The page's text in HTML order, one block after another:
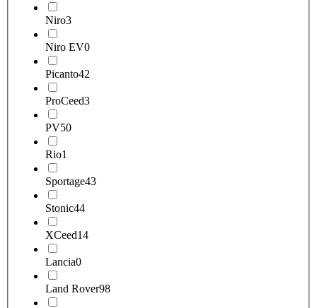
Niro3
Niro EV0
Picanto42
ProCeed3
PV50
Rio1
Sportage43
Stonic44
XCeed14
Lancia0
Land Rover98